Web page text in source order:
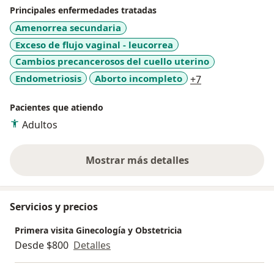
Principales enfermedades tratadas
Amenorrea secundaria
Exceso de flujo vaginal - leucorrea
Cambios precancerosos del cuello uterino
Endometriosis
Aborto incompleto +7
Pacientes que atiendo
Adultos
Mostrar más detalles
sobre la experiencia
Servicios y precios
Primera visita Ginecología y Obstetricia
Desde $800 Detalles